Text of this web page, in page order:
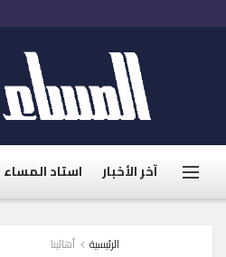
آخر الأخبار استاد المساء
الرئيسية أهالينا